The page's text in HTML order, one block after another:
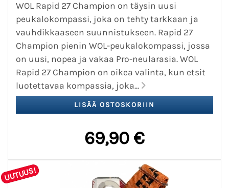
WOL Rapid 27 Champion on täysin uusi
peukalokompassi, joka on tehty tarkkaan ja
vauhdikkaaseen suunnistukseen. Rapid 27
Champion pienin WOL-peukalokompassi, jossa
on uusi, nopea ja vakaa Pro-neularasia. WOL
Rapid 27 Champion on oikea valinta, kun etsit
luotettavaa kompassia, joka...
69,90 €
UUTUUS!